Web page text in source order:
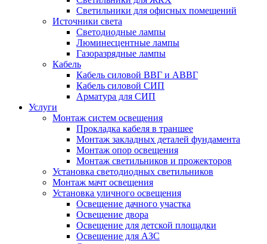
Светильники для офисных помещений
Источники света
Светодиодные лампы
Люминесцентные лампы
Газоразрядные лампы
Кабель
Кабель силовой ВВГ и АВВГ
Кабель силовой СИП
Арматура для СИП
Услуги
Монтаж систем освещения
Прокладка кабеля в траншее
Монтаж закладных деталей фундамента
Монтаж опор освещения
Монтаж светильников и прожекторов
Установка светодиодных светильников
Монтаж мачт освещения
Установка уличного освещения
Освещение дачного участка
Освещение двора
Освещение для детской площадки
Освещение для АЗС